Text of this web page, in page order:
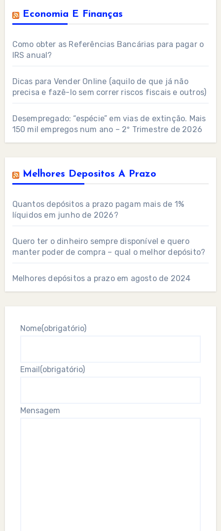
Economia E Finanças
Como obter as Referências Bancárias para pagar o
IRS anual?
Dicas para Vender Online (aquilo de que já não
precisa e fazê-lo sem correr riscos fiscais e outros)
Desempregado: “espécie” em vias de extinção. Mais
150 mil empregos num ano – 2º Trimestre de 2026
Melhores Depositos A Prazo
Quantos depósitos a prazo pagam mais de 1%
líquidos em junho de 2026?
Quero ter o dinheiro sempre disponível e quero
manter poder de compra – qual o melhor depósito?
Melhores depósitos a prazo em agosto de 2024
Nome(obrigatório)
Email (obrigatório)
Mensagem